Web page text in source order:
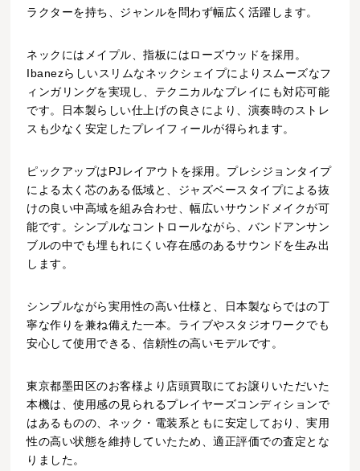
ラクターを持ち、ジャンルを問わず幅広く活躍します。
ネックにはメイプル、指板にはローズウッドを採用。
Ibanezらしいスリムなネックシェイプによりスムーズなフ
ィンガリングを実現し、テクニカルなプレイにも対応可能
です。日本製らしい仕上げの良さにより、演奏時のストレ
スも少なく安定したプレイフィールが得られます。
ピックアップはPJレイアウトを採用。プレシジョンタイプ
による太く芯のある低域と、ジャズベースタイプによる抜
けの良い中高域を組み合わせ、幅広いサウンドメイクが可
能です。シンプルなコントロールながら、バンドアンサン
ブルの中でも埋もれにくい存在感のあるサウンドを生み出
します。
シンプルながら実用性の高い仕様と、日本製ならではの丁
寧な作りを兼ね備えた一本。ライブやスタジオワークでも
安心して使用できる、信頼性の高いモデルです。
東京都墨田区のお客様より店頭買取にてお譲りいただいた
本機は、使用感の見られるプレイヤーズコンディションで
はあるものの、ネック・電装系ともに安定しており、実用
性の高い状態を維持していたため、適正評価での査定とな
りました。